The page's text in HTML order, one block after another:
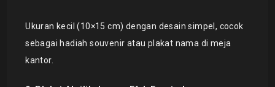
Ukuran kecil (10×15 cm) dengan desain simpel, cocok
sebagai hadiah souvenir atau plakat nama di meja
kantor.